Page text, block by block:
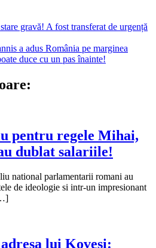
gravă! A fost transferat de urgență
a adus România pe marginea
duce cu un pas înainte!
pentru regele Mihai,
dublat salariile!
national parlamentarii romani au
de ideologie si intr-un impresionant
lui Kovesi: